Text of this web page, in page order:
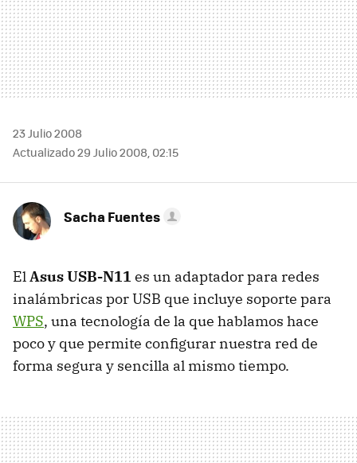
23 Julio 2008
Actualizado 29 Julio 2008, 02:15
Sacha Fuentes
ElAsus USB-N11 es un adaptador para redes
inalámbricas por USB que incluye soporte para
WPS, una tecnología de la que hablamos hace
poco y que permite configurar nuestra red de
forma segura y sencilla al mismo tiempo.